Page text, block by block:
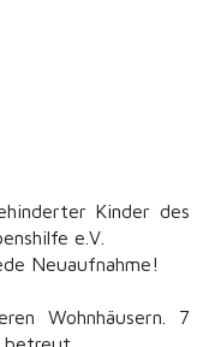
Kinder des
e.V.
Neuaufnahme!
Wohnhäusern. 7